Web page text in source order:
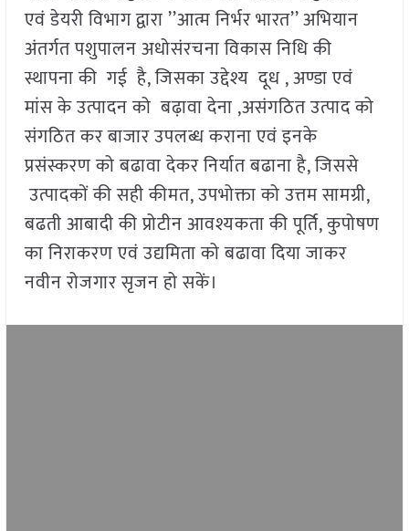
एवं डेयरी विभाग द्वारा ’’आत्म निर्भर भारत’’ अभियान
अंतर्गत पशुपालन अधोसंरचना विकास निधि की
स्थापना की गई है, जिसका उद्देश्य दूध , अण्डा एवं
मांस के उत्पादन को बढ़ावा देना ,असंगठित उत्पाद को
संगठित कर बाजार उपलब्ध कराना एवं इनके
प्रसंस्करण को बढावा देकर निर्यात बढाना है, जिससे
उत्पादकों की सही कीमत, उपभोक्ता को उत्तम सामग्री,
बढती आबादी की प्रोटीन आवश्यकता की पूर्ति, कुपोषण
का निराकरण एवं उद्यमिता को बढावा दिया जाकर
नवीन रोजगार सृजन हो सकें।